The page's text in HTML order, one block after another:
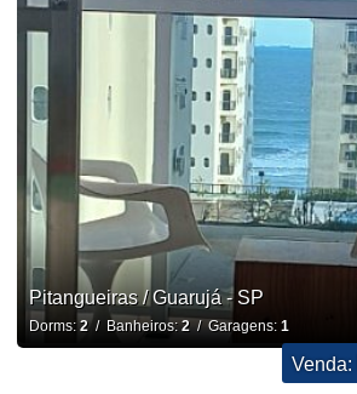
Pitangueiras / Guarujá - SP
Dorms:2/ Banheiros:2/ Garagens: 1
Venda: